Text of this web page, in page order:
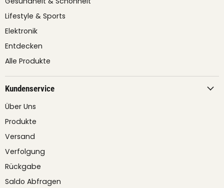
Lifestyle & Sports
Elektronik
Entdecken
Alle Produkte
Kundenservice
Über Uns
Produkte
Versand
Verfolgung
Rückgabe
Saldo Abfragen